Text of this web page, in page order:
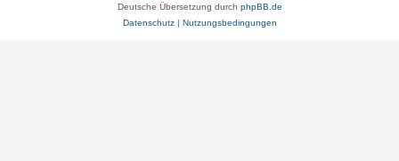
Deutsche Übersetzung durch phpBB.de
Datenschutz| Nutzungsbedingungen